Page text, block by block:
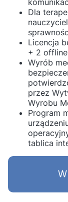
Dla
Licencja
+ 2
Wyrób
przez
Wyrobu
Program
tablica